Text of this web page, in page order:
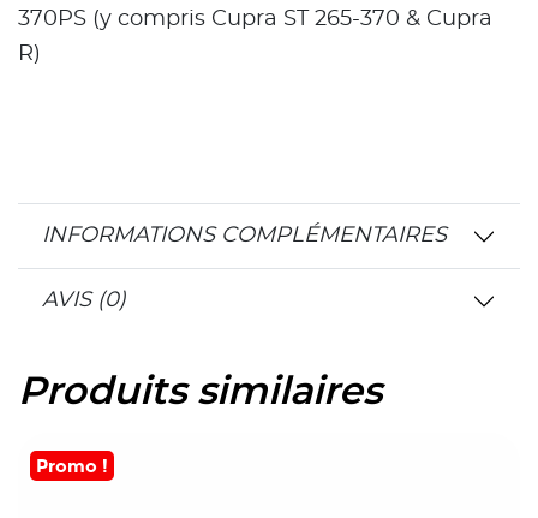
370PS (y compris Cupra ST 265-370 & Cupra
R)
INFORMATIONS COMPLÉMENTAIRES
AVIS (0)
Produits similaires
Promo !